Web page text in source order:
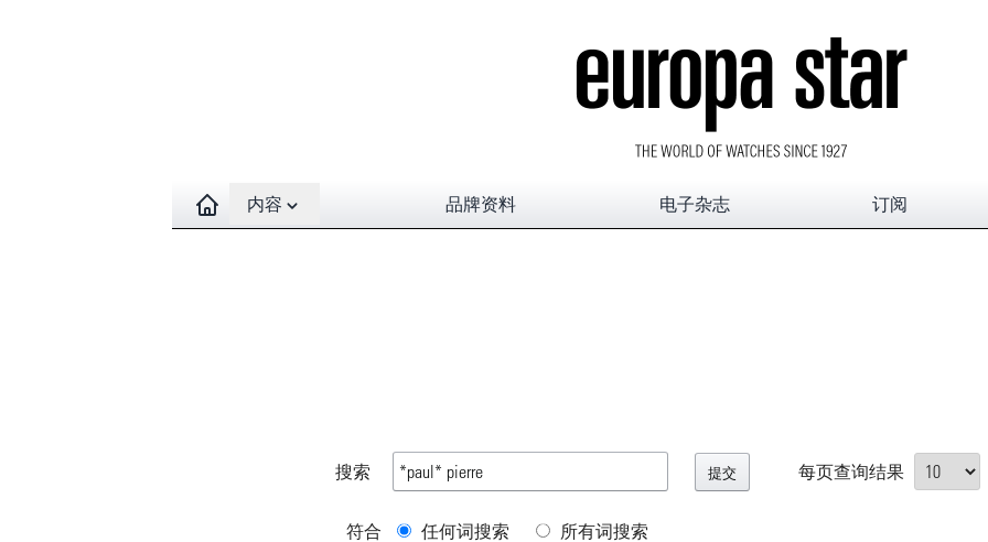
Open contents menu
内容 品牌资料 电子杂志 订阅
搜索 每页查询结果
符合 任何词搜索 所有词搜索